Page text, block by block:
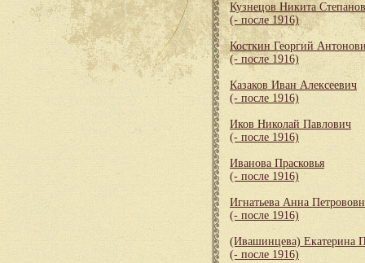
Кузнецов Никита
(- после 1916)
Косткин Георгий
(- после 1916)
Казаков Иван Алексеевич
(- после 1916)
Иков Николай Павлович
(- после 1916)
Иванова Прасковья
(- после 1916)
Игнатьева Анна
(- после 1916)
(Ивашинцева) Екатерина
(- после 1916)